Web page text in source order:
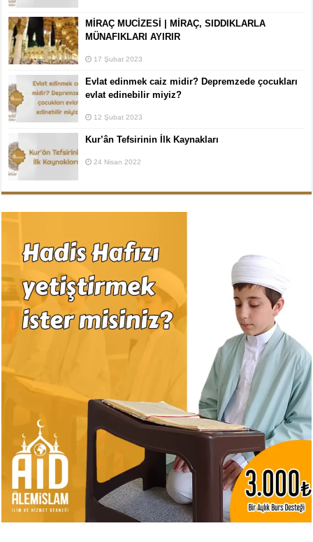
MİRAÇ MUCİZESİ | MİRAÇ, SIDDIKLARLA
MÜNAFIKLARI AYIRIR
17 Şubat 2023
Evlat edinmek caiz midir? Depremzede çocukları
evlat edinebilir miyiz?
12 Şubat 2023
Kur’ân Tefsirinin İlk Kaynakları
24 Nisan 2022